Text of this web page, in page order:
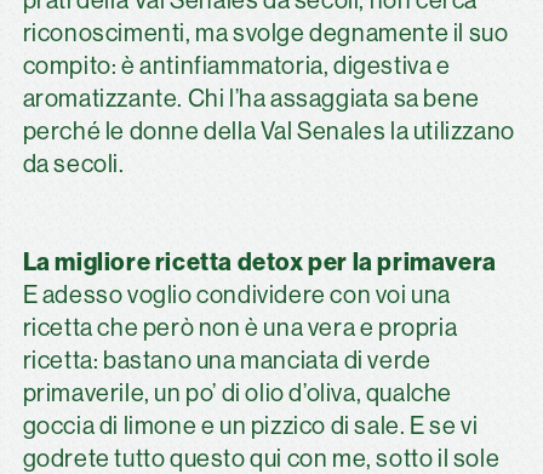
riconoscimenti, ma svolge degnamente il suo
compito: è antinfiammatoria, digestiva e
aromatizzante. Chi l’ha assaggiata sa bene
perché le donne della Val Senales la utilizzano
da secoli.
La migliore ricetta detox per la primavera
E adesso voglio condividere con voi una
ricetta che però non è una vera e propria
ricetta: bastano una manciata di verde
primaverile, un po’ di olio d’oliva, qualche
goccia di limone e un pizzico di sale. E se vi
godrete tutto questo qui con me, sotto il sole